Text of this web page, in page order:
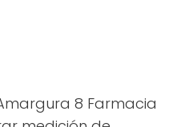
8 Farmacia